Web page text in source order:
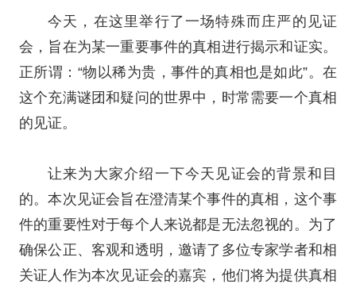
今天，在这里举行了一场特殊而庄严的见证
会，旨在为某一重要事件的真相进行揭示和证实。
正所谓：“物以稀为贵，事件的真相也是如此”。在
这个充满谜团和疑问的世界中，时常需要一个真相
的见证。
让来为大家介绍一下今天见证会的背景和目
的。本次见证会旨在澄清某个事件的真相，这个事
件的重要性对于每个人来说都是无法忽视的。为了
确保公正、客观和透明，邀请了多位专家学者和相
关证人作为本次见证会的嘉宾，他们将为提供真相